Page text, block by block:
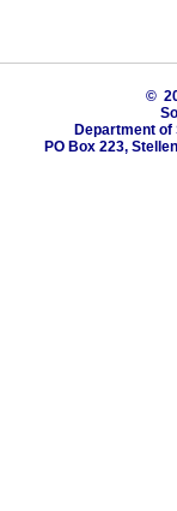
©
Department
PO Box 223,